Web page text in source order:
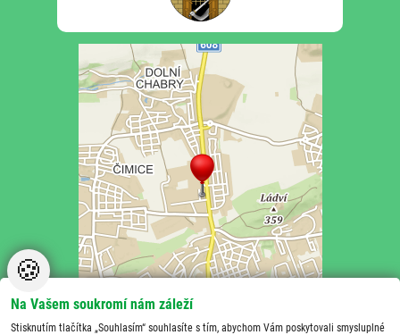
🍪
Na Vašem soukromí nám záleží
Stisknutím tlačítka „Souhlasím“ souhlasíte s tím, abychom Vám poskytovali smysluplné